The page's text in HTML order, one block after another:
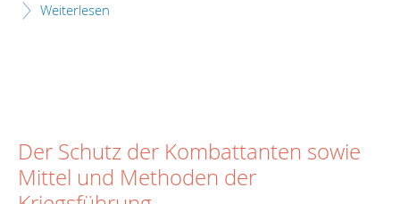
Weiterlesen
Der Schutz der Kombattanten sowie
Mittel und Methoden der